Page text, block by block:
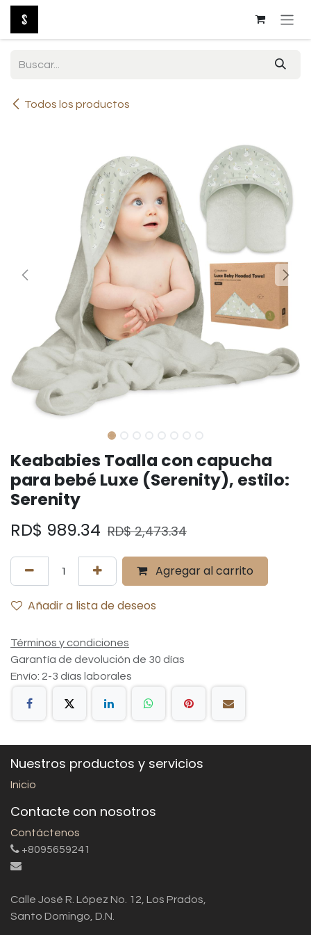
Ir al contenido
Todos los productos
Keababies Toalla con capucha
para bebé Luxe (Serenity), estilo:
Serenity
RD$ 989.34 RD$2,473.34
Agregar al carrito
Añadir a lista de deseos
Términos y condiciones
Garantía de devolución de 30 días
Envío: 2-3 días laborales
Nuestros productos y servicios
Inicio
Contacte con nosotros
Contáctenos
+8095659241
Calle José R. López No. 12, Los Prados,
Santo Domingo, D.N.